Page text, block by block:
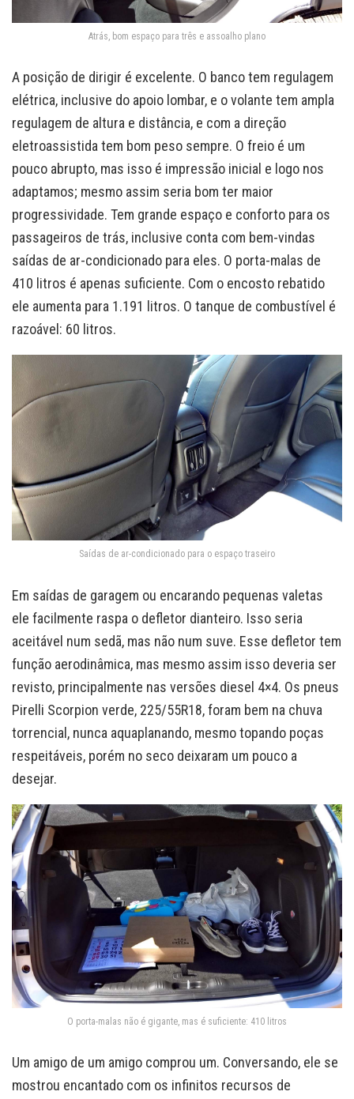
Atrás, bom espaço para três e assoalho plano
A posição de dirigir é excelente. O banco tem regulagem
elétrica, inclusive do apoio lombar, e o volante tem ampla
regulagem de altura e distância, e com a direção
eletroassistida tem bom peso sempre. O freio é um
pouco abrupto, mas isso é impressão inicial e logo nos
adaptamos; mesmo assim seria bom ter maior
progressividade. Tem grande espaço e conforto para os
passageiros de trás, inclusive conta com bem-vindas
saídas de ar-condicionado para eles. O porta-malas de
410 litros é apenas suficiente. Com o encosto rebatido
ele aumenta para 1.191 litros. O tanque de combustível é
razoável: 60 litros.
Saídas de ar-condicionado para o espaço traseiro
Em saídas de garagem ou encarando pequenas valetas
ele facilmente raspa o defletor dianteiro. Isso seria
aceitável num sedã, mas não num suve. Esse defletor tem
função aerodinâmica, mas mesmo assim isso deveria ser
revisto, principalmente nas versões diesel 4×4. Os pneus
Pirelli Scorpion verde, 225/55R18, foram bem na chuva
torrencial, nunca aquaplanando, mesmo topando poças
respeitáveis, porém no seco deixaram um pouco a
desejar.
O porta-malas não é gigante, mas é suficiente: 410 litros
Um amigo de um amigo comprou um. Conversando, ele se
mostrou encantado com os infinitos recursos de